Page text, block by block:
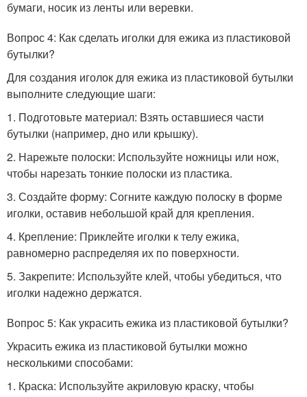
бумаги, носик из ленты или веревки.
Вопрос 4: Как сделать иголки для ежика из пластиковой
бутылки?
Для создания иголок для ежика из пластиковой бутылки
выполните следующие шаги:
1. Подготовьте материал: Взять оставшиеся части
бутылки (например, дно или крышку).
2. Нарежьте полоски: Используйте ножницы или нож,
чтобы нарезать тонкие полоски из пластика.
3. Создайте форму: Согните каждую полоску в форме
иголки, оставив небольшой край для крепления.
4. Крепление: Приклейте иголки к телу ежика,
равномерно распределяя их по поверхности.
5. Закрепите: Используйте клей, чтобы убедиться, что
иголки надежно держатся.
Вопрос 5: Как украсить ежика из пластиковой бутылки?
Украсить ежика из пластиковой бутылки можно
несколькими способами:
1. Краска: Используйте акриловую краску, чтобы